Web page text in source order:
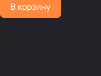
В корзину